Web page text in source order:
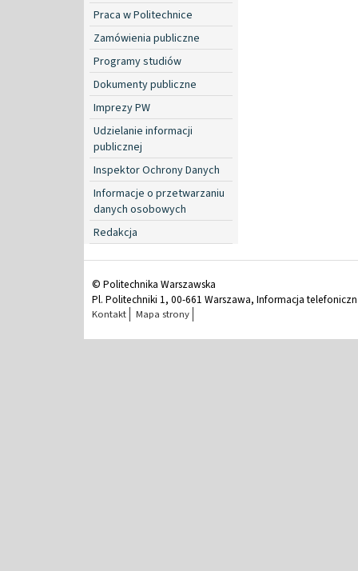
Praca w Politechnice
Zamówienia publiczne
Programy studiów
Dokumenty publiczne
Imprezy PW
Udzielanie informacji
publicznej
Inspektor Ochrony Danych
Informacje o przetwarzaniu
danych osobowych
Redakcja
© Politechnika Warszawska
Pl. Politechniki 1, 00-661 Warszawa, Informacja
Kontakt Mapa strony